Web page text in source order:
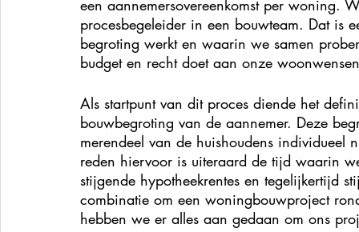
een aannemersovereenkomst per woning.
procesbegeleider in een bouwteam. Dat is
begroting werkt en waarin we samen
budget en recht doet aan onze
Als startpunt van dit proces diende het
bouwbegroting van de aannemer. Deze
merendeel van de huishoudens individueel
reden hiervoor is uiteraard de tijd waarin
stijgende hypotheekrentes en tegelijkertijd
combinatie om een woningbouwproject
hebben we er alles aan gedaan om ons